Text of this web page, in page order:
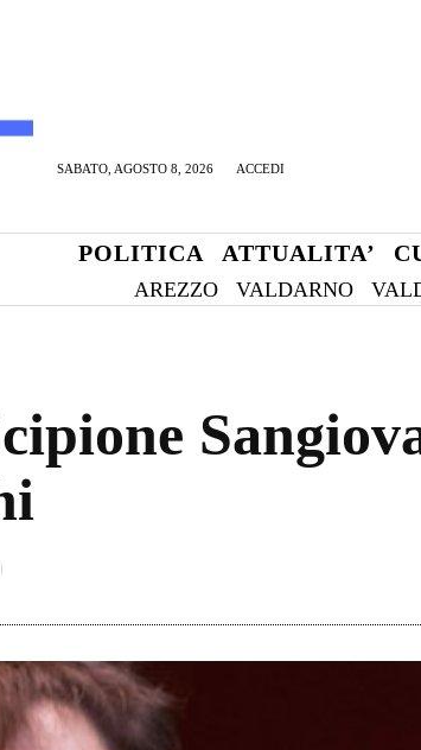
SABATO, AGOSTO 8, 2026 ACCEDI
POLITICA ATTUALITA’
AREZZO VALDARNO